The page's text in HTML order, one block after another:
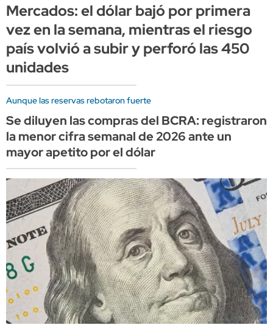
Mercados: el dólar bajó por primera
vez en la semana, mientras el riesgo
país volvió a subir y perforó las 450
unidades
Aunque las reservas rebotaron fuerte
Se diluyen las compras del BCRA: registraron
la menor cifra semanal de 2026 ante un
mayor apetito por el dólar